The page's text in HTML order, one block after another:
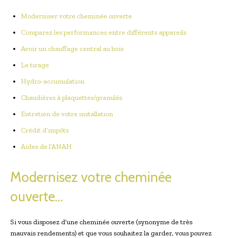
Moderniser votre cheminée ouverte
Comparez les performances entre différents appareils
Avoir un chauffage central au bois
Le tirage
Hydro-accumulation
Chaudières à plaquettes/granulés
Entretien de votre installation
Crédit d’impôts
Aides de l’ANAH
Modernisez votre cheminée
ouverte…
Si vous disposez d’une cheminée ouverte (synonyme de très
mauvais rendements) et que vous souhaitez la garder, vous pouvez